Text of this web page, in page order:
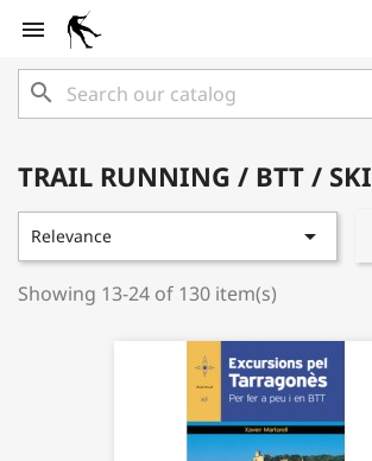

search
TRAIL RUNNING / BTT / SKI
Relevance 
Showing 13-24 of 130 item(s)